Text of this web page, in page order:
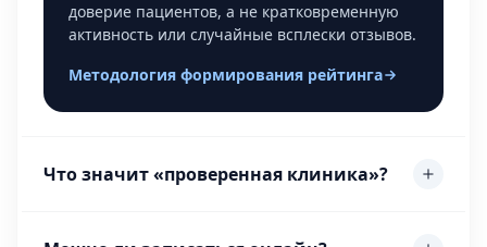
доверие пациентов, а не кратковременную
активность или случайные всплески отзывов.
Методология формирования рейтинга
Что значит «проверенная клиника»?